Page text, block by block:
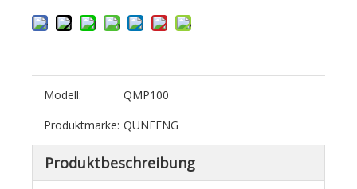
Modell:
QMP100
Produktmarke: QUNFENG
Produktbeschreibung